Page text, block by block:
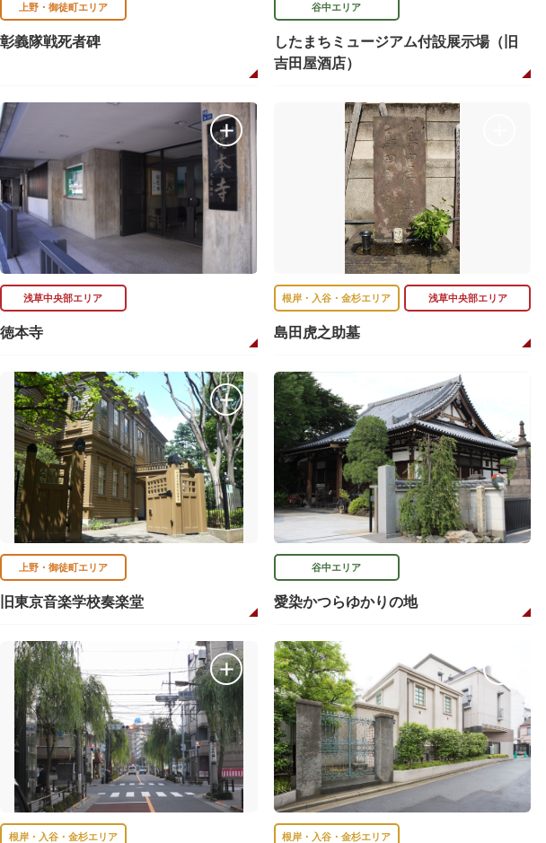
上野・御徒町エリア
彰義隊戦死者碑
谷中エリア
したまちミュージアム付設展示場（旧
吉田屋酒店）
浅草中央部エリア
徳本寺
根岸・入谷・金杉エリア 浅草中央部エリア
島田虎之助墓
上野・御徒町エリア
旧東京音楽学校奏楽堂
谷中エリア
愛染かつらゆかりの地
根岸・入谷・金杉エリア 根岸・入谷・金杉エリア